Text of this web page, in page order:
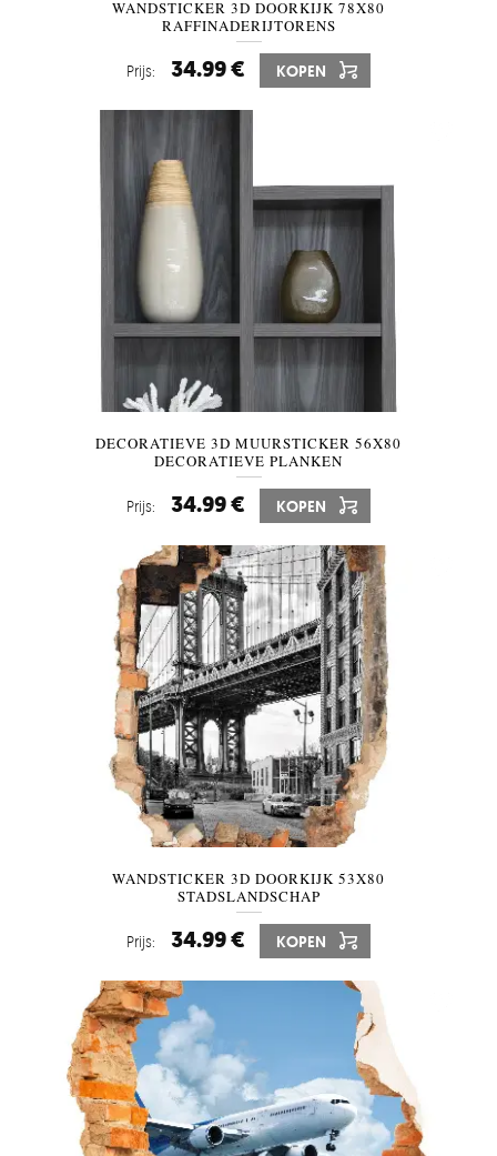
WANDSTICKER 3D DOORKIJK 78X80
RAFFINADERIJTORENS
Prijs: 34.99 € KOPEN
DECORATIEVE 3D MUURSTICKER 56X80
DECORATIEVE PLANKEN
Prijs: 34.99 € KOPEN
WANDSTICKER 3D DOORKIJK 53X80
STADSLANDSCHAP
Prijs: 34.99 € KOPEN